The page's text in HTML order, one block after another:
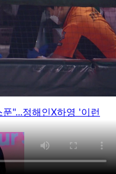
"...정해인X하영 '이런